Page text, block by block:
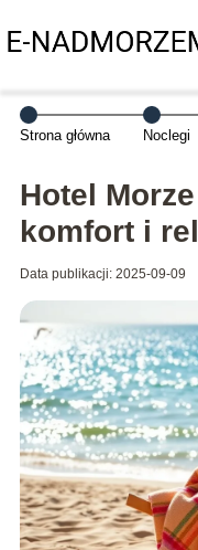
Strona główna Noclegi
Hotel
komfort i
Data publikacji: 2025-09-09